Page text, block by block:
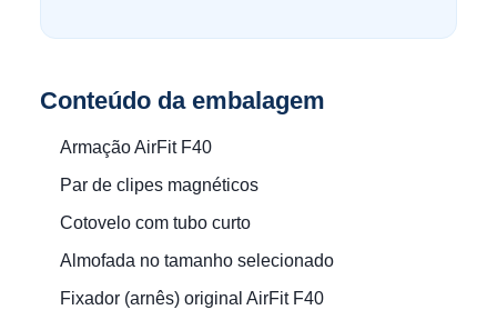
Conteúdo da embalagem
Armação AirFit F40
Par de clipes magnéticos
Cotovelo com tubo curto
Almofada no tamanho selecionado
Fixador (arnês) original AirFit F40